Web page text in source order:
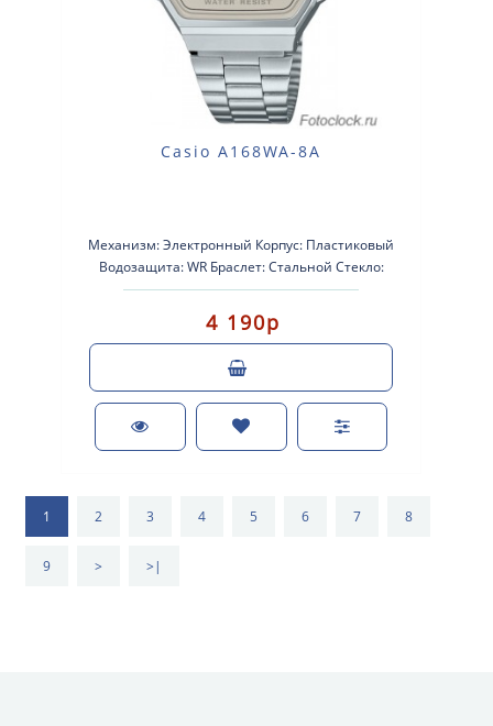
Casio A168WA-8A
Механизм: Электронный Корпус: Пластиковый
Водозащита: WR Браслет: Стальной Стекло:
Стеклопластик Подсветка: Мик..
4 190р
1 2 3 4 5 6 7 8
9 > >|